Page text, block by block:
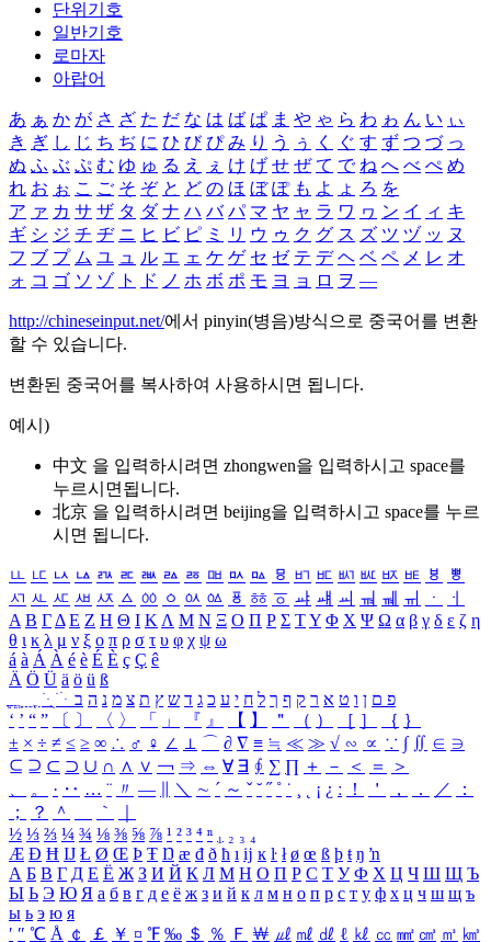
단위기호
일반기호
로마자
아랍어
あ ぁ か が さ ざ た だ な は ば ぱ ま や ゃ ら わ ゎ ん い ぃ
き ぎ し じ ち ぢ に ひ び ぴ み り う ぅ く ぐ す ず つ づ っ
ぬ ふ ぶ ぷ む ゆ ゅ る え ぇ け げ せ ぜ て で ね へ べ ぺ め
れ お ぉ こ ご そ ぞ と ど の ほ ぼ ぽ も よ ょ ろ を
ア ァ カ サ ザ タ ダ ナ ハ バ パ マ ヤ ャ ラ ワ ヮ ン イ ィ キ
ギ シ ジ チ ヂ ニ ヒ ビ ピ ミ リ ウ ゥ ク グ ス ズ ツ ヅ ッ ヌ
フ ブ プ ム ユ ュ ル エ ェ ケ ゲ セ ゼ テ デ ヘ ベ ペ メ レ オ
ォ コ ゴ ソ ゾ ト ド ノ ホ ボ ポ モ ヨ ョ ロ ヲ ―
http://chineseinput.net/에서 pinyin(병음)방식으로 중국어를 변환
할 수 있습니다.
변환된 중국어를 복사하여 사용하시면 됩니다.
예시)
中文 을 입력하시려면 zhongwen을 입력하시고 space를
누르시면됩니다.
北京 을 입력하시려면 beijing을 입력하시고 space를 누르
시면 됩니다.
ㅥ ㅦ ㅧ ㅨ ㅩ ㅪ ㅫ ㅬ ㅭ ㅮ ㅯ ㅰ ㅱ ㅲ ㅳ ㅴ ㅵ ㅶ ㅷ ㅸ
ㅹ
ㅺ ㅻ ㅼ ㅽ ㅾ ㅿ ㆀ ㆁ ㆂ ㆃ ㆄ ㆅ ㆆ ㆇ ㆈ ㆉ ㆊ ㆋ ㆌ ㆍ
ㆎ
Α Β ΓΔ Ε Ζ Η Θ Ι ΚΛ Μ Ν Ξ Ο Π Ρ Σ ΤΥ Φ Χ Ψ Ω α β γ δ ε ζ η
θ ι κ λ μ ν ξ ο π ρ σ τ υ φ χ ψ ω
á à Á À é è É È ç Ç ê
Ä Ö Ü ä ö ü ß
ִֶֹ ֻּ ׁׂ פ ם ן ו ט א ר ק ף ך ל ח י ע כ ג ד ש ץ ת צ מ נ ה ב
‘ ’ “ ” 〔 〕 〈 〉 「 」 『 』 【 】 ＂ （ ） ［ ］ ｛ ｝
± × ÷ ≠ ≤ ≥ ∞ ∴ ♂ ♀ ∠ ⊥ ⌒ ∂ ∇ ≡ ≒ ≪ ≫ √ ∽ ∝ ∵ ∫ ∬ ∈ ∋
⊆ ⊇ ⊂ ⊃ ∪ ∩ ∧ ∨ ￢ ⇒ ⇔ ∀ ∃ ∮ ∑ ∏ ＋ － ＜ ＝
＞
、
。 · ‥ … ¨ 〃 ― ＼ ∼ ´ ～ ˇ ˘ ˝ ˚ ˙ ¸ ¡ ¿ ː ！ ＇ ， ． ／
：
；
？ ＾ ｀
½ ⅓ ⅔ ¼ ¾ ⅛ ⅜ ⅝ ⅞ ¹ ² ³ ⁴ ⁿ ₁ ₂ ₃ ₄
Æ Ð Ħ Ĳ Ł Ø Œ Þ Ŧ Ŋ æ đ ð ħ ı ĳ ĸ ŀ ł ø œ ß þ ŧ ŋ ŉ
А Б В Г Д Е Ё Ж З И Й К Л М Н О П Р С Т У Ф Х Ц Ч Ш Щ Ъ
Ы Ь Э Ю Я а б в г д е ё ж з и й к л м н о п р с т у ф х ц ч ш щ ъ
ы ь э ю я
′ ″ ℃ Å ￠ ￡ ￥ ¤ ℉ ‰ ＄ ％ Ｆ ￦ ㎕ ㎖ ㎗ ℓ ㎘ ㏄ ㎣ ㎤ ㎥ ㎦